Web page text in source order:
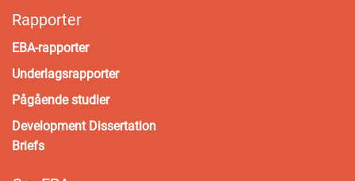
Rapporter
EBA-rapporter
Underlagsrapporter
Pågående studier
Development Dissertation
Briefs